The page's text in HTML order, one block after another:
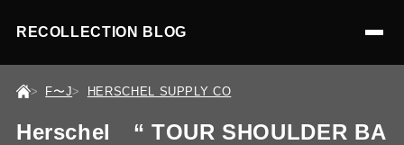
RECOLLECTION BLOG
F〜J HERSCHEL SUPPLY CO
Herschel “ TOUR SHOULDER BA